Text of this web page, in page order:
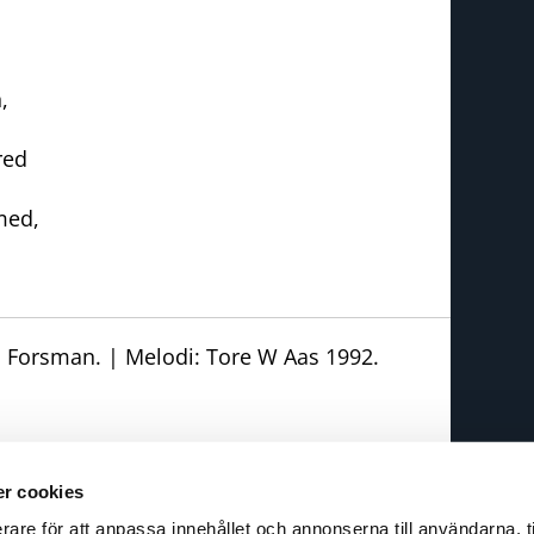
cookies
för att anpassa innehållet och annonserna till användarna,
| Melodi: Tore W Aas 1992.